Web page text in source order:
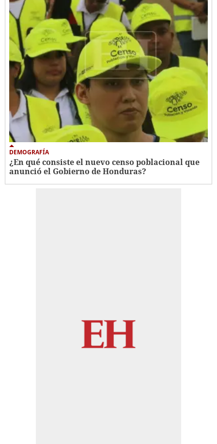
DEMOGRAFÍA
¿En qué consiste el nuevo censo poblacional que
anunció el Gobierno de Honduras?